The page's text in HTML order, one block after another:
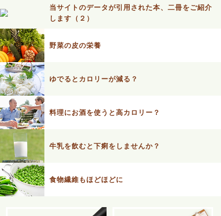
当サイトのデータが引用された本、二冊をご紹介
します（２）
野菜の皮の栄養
ゆでるとカロリーが減る？
料理にお酒を使うと高カロリー？
牛乳を飲むと下痢をしませんか？
食物繊維もほどほどに